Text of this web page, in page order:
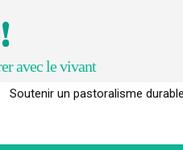
avec le vivant
S’inspirer de l’arbre pour un